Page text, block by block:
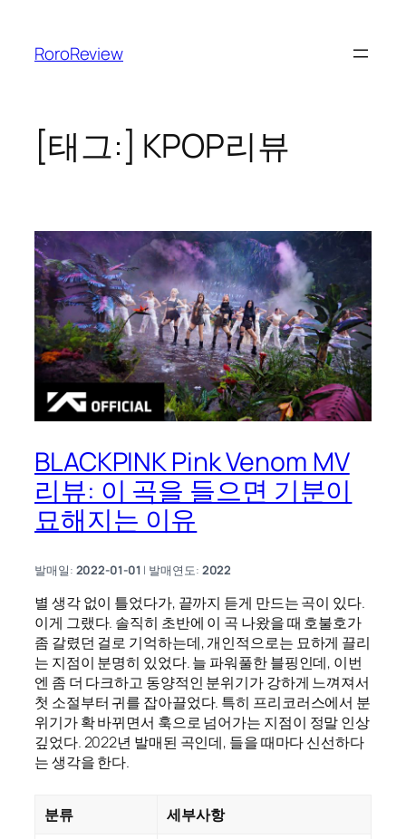
RoroReview
[태그:] KPOP리뷰
BLACKPINK Pink Venom MV
리뷰: 이 곡을 들으면 기분이
묘해지는 이유
발매일: 2022-01-01 | 발매연도: 2022
별 생각 없이 틀었다가, 끝까지 듣게 만드는 곡이 있다.
이게 그랬다. 솔직히 초반에 이 곡 나왔을 때 호불호가
좀 갈렸던 걸로 기억하는데, 개인적으로는 묘하게 끌리
는 지점이 분명히 있었다. 늘 파워풀한 블핑인데, 이번
엔 좀 더 다크하고 동양적인 분위기가 강하게 느껴져서
첫 소절부터 귀를 잡아끌었다. 특히 프리코러스에서 분
위기가 확 바뀌면서 훅으로 넘어가는 지점이 정말 인상
깊었다. 2022년 발매된 곡인데, 들을 때마다 신선하다
는 생각을 한다.
분류
세부사항